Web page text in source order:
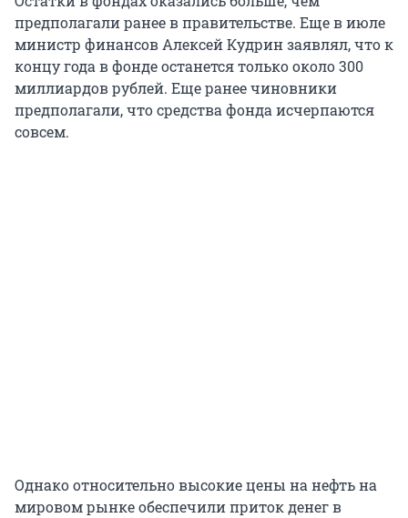
предполагали ранее в правительстве. Еще в июле
министр финансов Алексей Кудрин заявлял, что к
концу года в фонде останется только около 300
миллиардов рублей. Еще ранее чиновники
предполагали, что средства фонда исчерпаются
совсем.
Однако относительно высокие цены на нефть на
мировом рынке обеспечили приток денег в